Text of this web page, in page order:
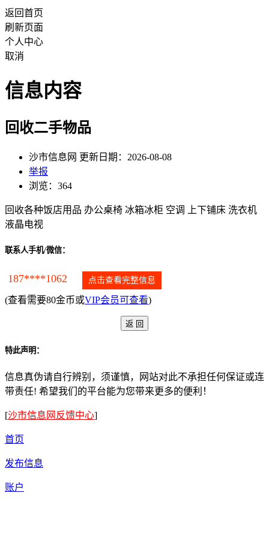
返回首页
刷新页面
个人中心
取消
信息内容
回收二手物品
沙市信息网 更新日期：2026-08-08
举报
浏览：364
回收各种饭店用品 办公桌椅 冰箱冰柜 空调 上下铺床 洗衣机
液晶电视
联系人手机/微信：
187****1062 点击查看完整信息
(查看需要80金币或VIP会员可查看)
特此声明：
信息真伪请自行辨别，须谨慎，网站对此不承担任何保证或连
带责任! 希望我们的平台能为您带来更多的便利！
[沙市信息网反馈中心]
首页
发布信息
账户